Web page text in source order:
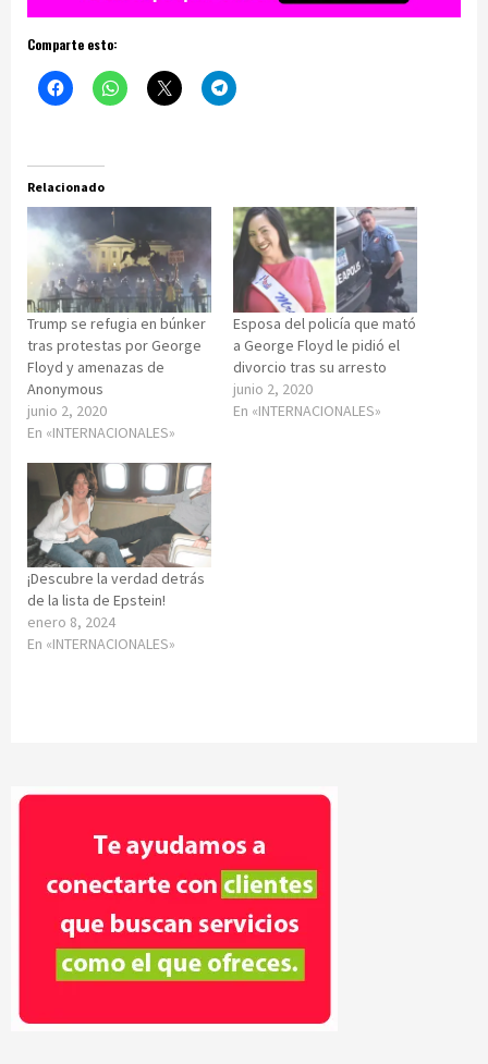
Comparte esto:
Relacionado
Trump se refugia en búnker
tras protestas por George
Floyd y amenazas de
Anonymous
junio 2, 2020
En «INTERNACIONALES»
Esposa del policía que mató
a George Floyd le pidió el
divorcio tras su arresto
junio 2, 2020
En «INTERNACIONALES»
¡Descubre la verdad detrás
de la lista de Epstein!
enero 8, 2024
En «INTERNACIONALES»